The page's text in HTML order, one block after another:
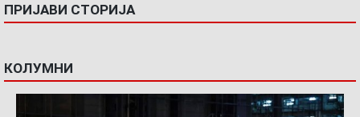
ПРИЈАВИ СТОРИЈА
КОЛУМНИ